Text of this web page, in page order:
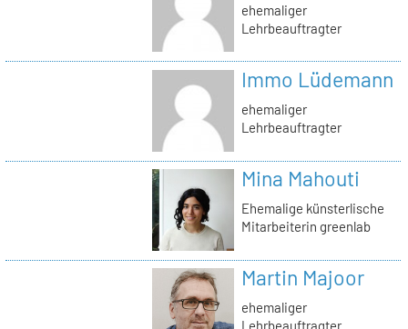
ehemaliger
Lehrbeauftragter
Immo Lüdemann
ehemaliger
Lehrbeauftragter
Mina Mahouti
Ehemalige künsterlische
Mitarbeiterin greenlab
Martin Majoor
ehemaliger